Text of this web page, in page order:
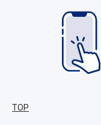
TOP